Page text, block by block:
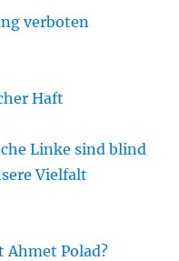
verboten
Haft
Linke sind blind
Vielfalt
Ahmet Polad?